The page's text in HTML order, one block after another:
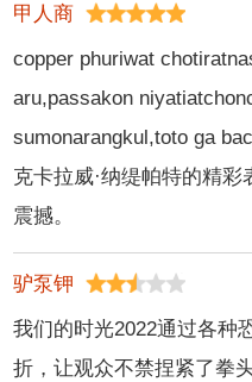
甲人商
copper phuriwat
aru,passakon
sumonarangkul,toto ga
克卡拉威·纳缇帕特的精
震撼。
驴泵钾
我们的时光2022通过各种
折，让观众不禁捏紧了拳头